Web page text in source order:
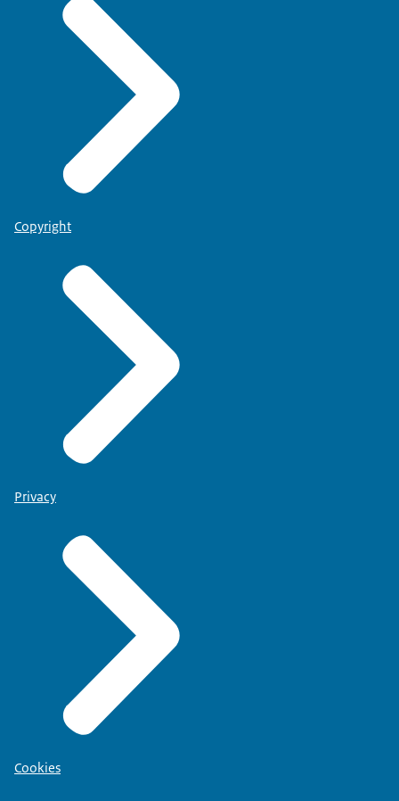
Copyright
Privacy
Cookies